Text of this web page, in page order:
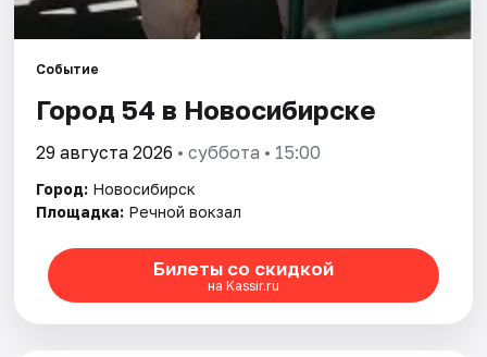
Событие
Город 54 в Новосибирске
29 августа 2026 • суббота • 15:00
Город: Новосибирск
Площадка: Речной вокзал
Билеты со скидкой
на Kassir.ru